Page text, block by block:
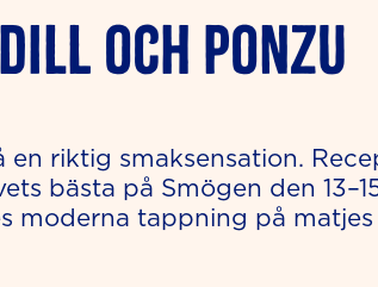
OCH PONZU
riktig smaksensation.
bästa på Smögen den
moderna tappning på